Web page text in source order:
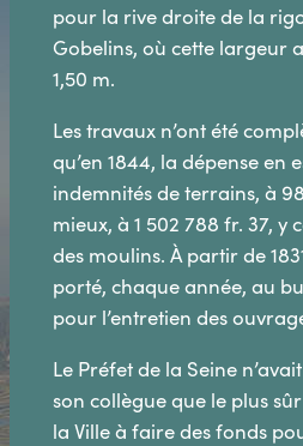
pour la rive droite de la
Gobelins, où cette largeur
1,50 m.
Les travaux n’ont été
qu’en 1844, la dépense en
indemnités de terrains, à
mieux, à 1 502 788 fr. 37, y
des moulins. À partir de
porté, chaque année, au
pour l’entretien des
Le Préfet de la Seine
son collègue que le plus
la Ville à faire des fonds